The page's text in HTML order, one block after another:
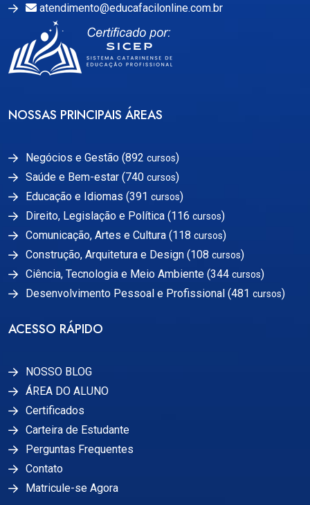
atendimento@educafacilonline.com.br
NOSSAS PRINCIPAIS ÁREAS
Negócios e Gestão (892 cursos)
Saúde e Bem-estar (740 cursos)
Educação e Idiomas (391 cursos)
Direito, Legislação e Política (116 cursos)
Comunicação, Artes e Cultura (118 cursos)
Construção, Arquitetura e Design (108 cursos)
Ciência, Tecnologia e Meio Ambiente (344 cursos)
Desenvolvimento Pessoal e Profissional (481 cursos)
ACESSO RÁPIDO
NOSSO BLOG
ÁREA DO ALUNO
Certificados
Carteira de Estudante
Perguntas Frequentes
Contato
Matricule-se Agora